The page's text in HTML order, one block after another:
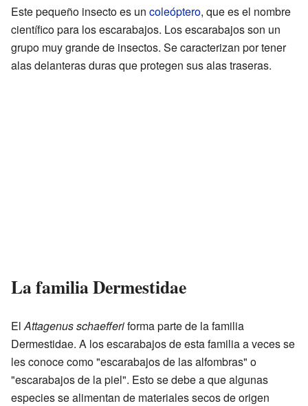
Este pequeño insecto es un coleóptero, que es el nombre
científico para los escarabajos. Los escarabajos son un
grupo muy grande de insectos. Se caracterizan por tener
alas delanteras duras que protegen sus alas traseras.
La familia Dermestidae
ElAttagenus schaefferiforma parte de la familia
Dermestidae. A los escarabajos de esta familia a veces se
les conoce como "escarabajos de las alfombras" o
"escarabajos de la piel". Esto se debe a que algunas
especies se alimentan de materiales secos de origen